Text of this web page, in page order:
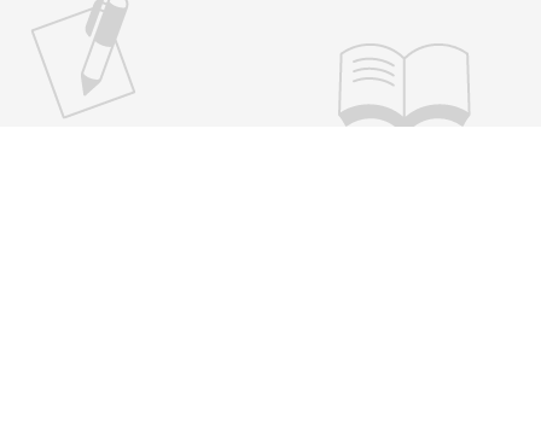
（事業所用）マッチング状況連絡票